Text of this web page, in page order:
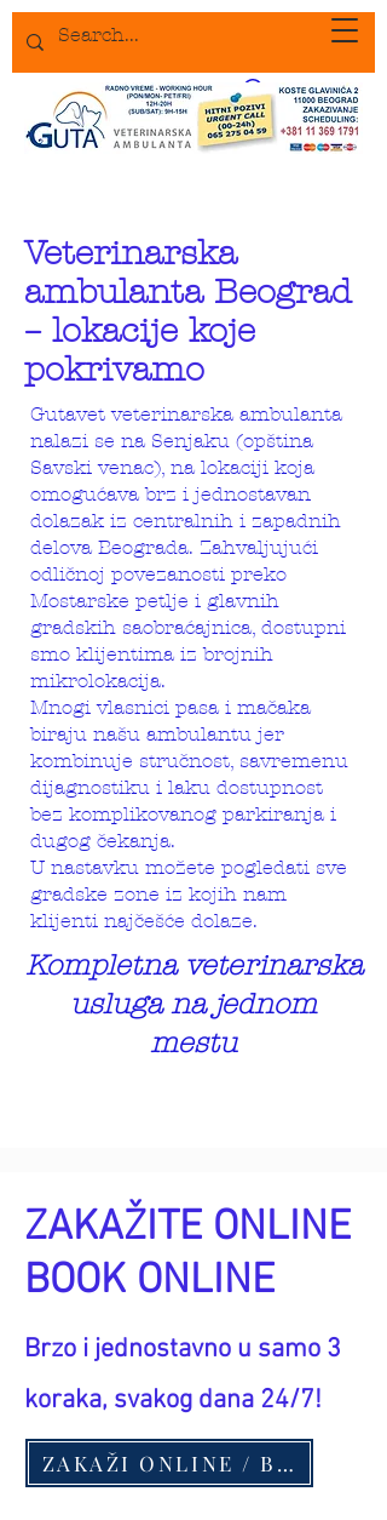
Veterinarska
ambulanta Beograd
– lokacije koje
pokrivamo
Gutavet veterinarska ambulanta
nalazi se na Senjaku (opština
Savski venac), na lokaciji koja
omogućava brz i jednostavan
dolazak iz centralnih i zapadnih
delova Beograda. Zahvaljujući
odličnoj povezanosti preko
Mostarske petlje i glavnih
gradskih saobraćajnica, dostupni
smo klijentima iz brojnih
mikrolokacija.
Mnogi vlasnici pasa i mačaka
biraju našu ambulantu jer
kombinuje stručnost, savremenu
dijagnostiku i laku dostupnost
bez komplikovanog parkiranja i
dugog čekanja.
U nastavku možete pogledati sve
gradske zone iz kojih nam
klijenti najčešće dolaze.
Kompletna veterinarska
usluga na jednom
mestu
ZAKAŽITE ONLINE
BOOK ONLINE
Brzo i jednostavno u samo 3
koraka, svakog dana 24/7!
ZAKAŽI ONLINE / BOOK